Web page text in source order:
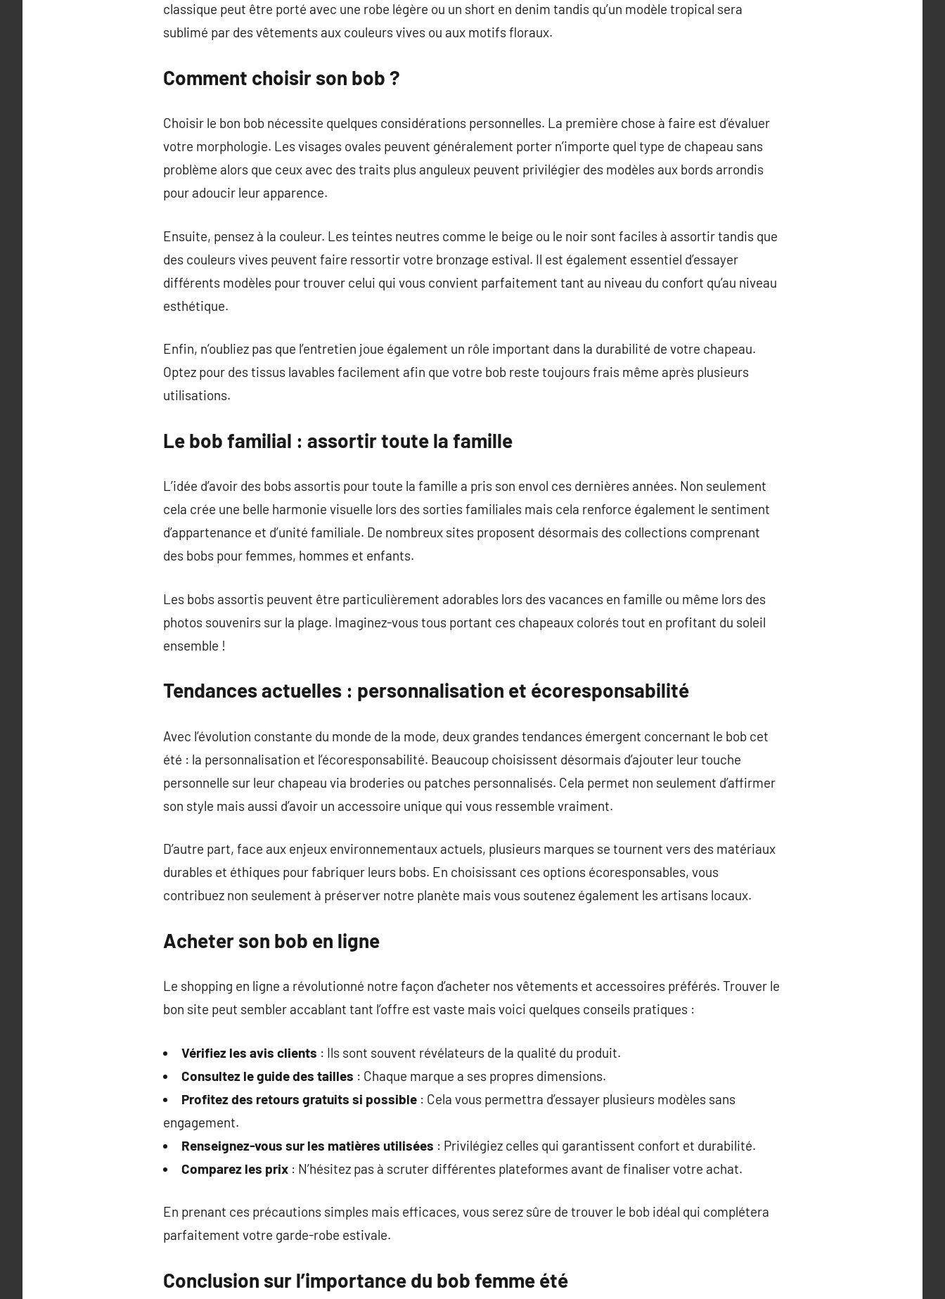
classique peut être porté avec une robe légère ou un short en denim tandis qu’un modèle tropical sera
sublimé par des vêtements aux couleurs vives ou aux motifs floraux.
Comment choisir son bob ?
Choisir le bon bob nécessite quelques considérations personnelles. La première chose à faire est d’évaluer
votre morphologie. Les visages ovales peuvent généralement porter n’importe quel type de chapeau sans
problème alors que ceux avec des traits plus anguleux peuvent privilégier des modèles aux bords arrondis
pour adoucir leur apparence.
Ensuite, pensez à la couleur. Les teintes neutres comme le beige ou le noir sont faciles à assortir tandis que
des couleurs vives peuvent faire ressortir votre bronzage estival. Il est également essentiel d’essayer
différents modèles pour trouver celui qui vous convient parfaitement tant au niveau du confort qu’au niveau
esthétique.
Enfin, n’oubliez pas que l’entretien joue également un rôle important dans la durabilité de votre chapeau.
Optez pour des tissus lavables facilement afin que votre bob reste toujours frais même après plusieurs
utilisations.
Le bob familial : assortir toute la famille
L’idée d’avoir des bobs assortis pour toute la famille a pris son envol ces dernières années. Non seulement
cela crée une belle harmonie visuelle lors des sorties familiales mais cela renforce également le sentiment
d’appartenance et d’unité familiale. De nombreux sites proposent désormais des collections comprenant
des bobs pour femmes, hommes et enfants.
Les bobs assortis peuvent être particulièrement adorables lors des vacances en famille ou même lors des
photos souvenirs sur la plage. Imaginez-vous tous portant ces chapeaux colorés tout en profitant du soleil
ensemble !
Tendances actuelles : personnalisation et écoresponsabilité
Avec l’évolution constante du monde de la mode, deux grandes tendances émergent concernant le bob cet
été : la personnalisation et l’écoresponsabilité. Beaucoup choisissent désormais d’ajouter leur touche
personnelle sur leur chapeau via broderies ou patches personnalisés. Cela permet non seulement d’affirmer
son style mais aussi d’avoir un accessoire unique qui vous ressemble vraiment.
D’autre part, face aux enjeux environnementaux actuels, plusieurs marques se tournent vers des matériaux
durables et éthiques pour fabriquer leurs bobs. En choisissant ces options écoresponsables, vous
contribuez non seulement à préserver notre planète mais vous soutenez également les artisans locaux.
Acheter son bob en ligne
Le shopping en ligne a révolutionné notre façon d’acheter nos vêtements et accessoires préférés. Trouver le
bon site peut sembler accablant tant l’offre est vaste mais voici quelques conseils pratiques :
Vérifiez les avis clients : Ils sont souvent révélateurs de la qualité du produit.
Consultez le guide des tailles : Chaque marque a ses propres dimensions.
Profitez des retours gratuits si possible : Cela vous permettra d’essayer plusieurs modèles sans
engagement.
Renseignez-vous sur les matières utilisées : Privilégiez celles qui garantissent confort et durabilité.
Comparez les prix : N’hésitez pas à scruter différentes plateformes avant de finaliser votre achat.
En prenant ces précautions simples mais efficaces, vous serez sûre de trouver le bob idéal qui complétera
parfaitement votre garde-robe estivale.
Conclusion sur l’importance du bob femme été